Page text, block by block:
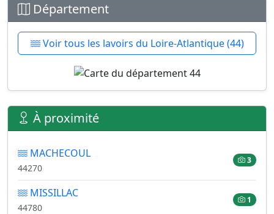
Département
Voir tous les lavoirs du Loire-Atlantique (44)
À proximité
MACHECOUL
44270
3
MISSILLAC
44780
1